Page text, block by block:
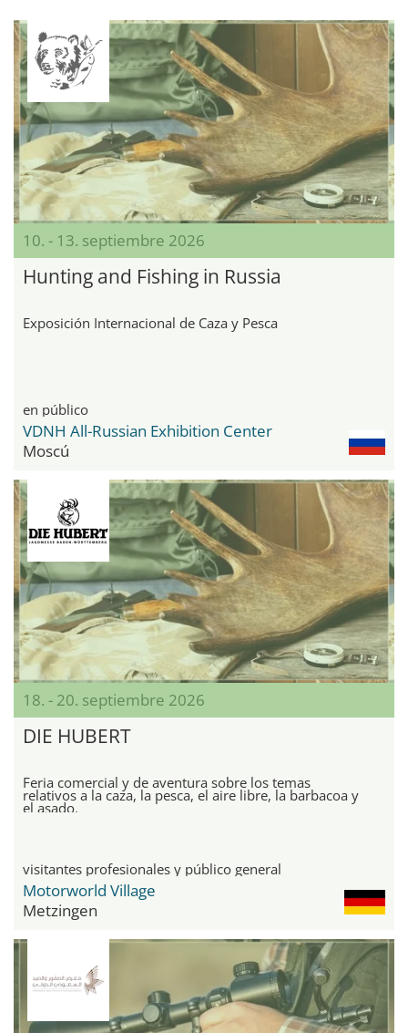
10. - 13. septiembre 2026
Hunting and Fishing in Russia
Exposición Internacional de Caza y Pesca
en público
VDNH All-Russian Exhibition Center
Moscú
18. - 20. septiembre 2026
DIE HUBERT
Feria comercial y de aventura sobre los temas
relativos a la caza, la pesca, el aire libre, la barbacoa y
el asado.
visitantes profesionales y público general
Motorworld Village
Metzingen